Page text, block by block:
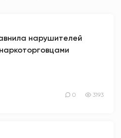
нарушителей
0 3193